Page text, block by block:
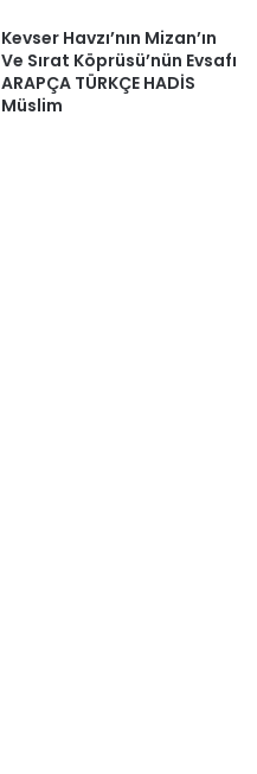
Kevser Havzı’nın Mizan’ın
Ve Sırat Köprüsü’nün Evsafı
ARAPÇA TÜRKÇE HADİS
Müslim